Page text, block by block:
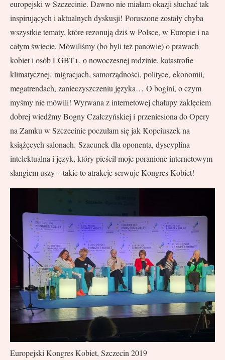
europejski w Szczecinie. Dawno nie miałam okazji słuchać tak
inspirujących i aktualnych dyskusji! Poruszone zostały chyba
wszystkie tematy, które rezonują dziś w Polsce, w Europie i na
całym świecie. Mówiliśmy (bo byli też panowie) o prawach
kobiet i osób LGBT+, o nowoczesnej rodzinie, katastrofie
klimatycznej, migracjach, samorządności, polityce, ekonomii,
megatrendach, zanieczyszczeniu języka… O bogini, o czym
myśmy nie mówili! Wyrwana z internetowej chałupy zaklęciem
dobrej wiedźmy Bogny Czałczyńskiej i przeniesiona do Opery
na Zamku w Szczecinie poczułam się jak Kopciuszek na
książęcych salonach. Szacunek dla oponenta, dyscyplina
intelektualna i język, który pieścił moje poranione internetowym
slangiem uszy – takie to atrakcje serwuje Kongres Kobiet!
Europejski Kongres Kobiet, Szczecin 2019